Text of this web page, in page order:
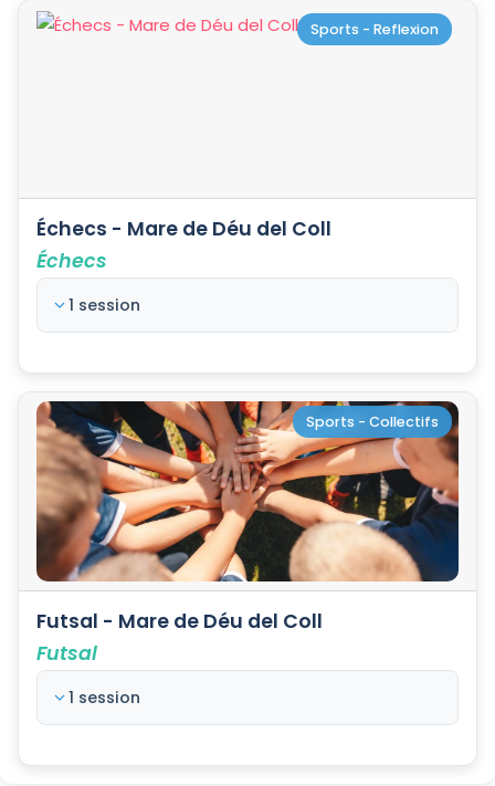
Sports - Reflexion
Échecs - Mare de Déu del Coll
Échecs
1 session
Sports - Collectifs
Futsal - Mare de Déu del Coll
Futsal
1 session